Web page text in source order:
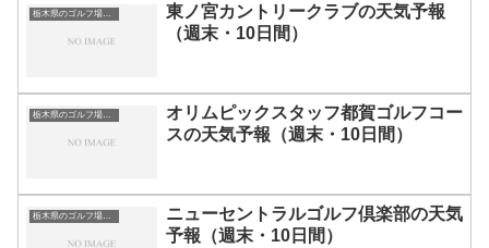
栃木県のゴルフ場一覧｜距離が長い・広いゴルフ場ランキング
東ノ宮カントリークラブの天気予報
（週末・10日間）
栃木県のゴルフ場一覧｜距離が長い・広いゴルフ場ランキング
オリムピックスタッフ都賀ゴルフコー
スの天気予報（週末・10日間）
栃木県のゴルフ場一覧｜距離が長い・広いゴルフ場ランキング
ニューセントラルゴルフ倶楽部の天気
予報（週末・10日間）